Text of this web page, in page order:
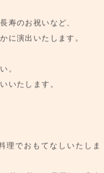
はこちら
せはこちら
寿のお祝いなど、
。
理でおもてなしいたしま